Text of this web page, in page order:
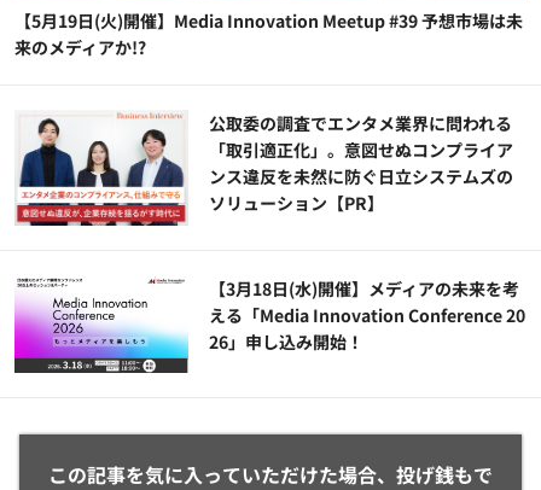
【5月19日(火)開催】Media Innovation Meetup #39 予想市場は未
来のメディアか!?
公​​取委の調査でエンタメ業界に問われる
「取引適正化」。意図せぬコンプライア
ンス違反を未然に防ぐ日立システムズの
ソリューション​【PR】
【3月18日(水)開催】メディアの未来を考
える「Media Innovation Conference 20
26」申し込み開始！
この記事を気に入っていただけた場合、投げ銭もで